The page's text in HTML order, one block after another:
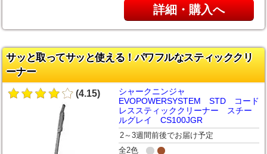
詳細・購入へ
サッと取ってサッと使える！パワフルなスティッククリ
ーナー
(4.15)
シャークニンジャ
EVOPOWERSYSTEM STD コード
レススティッククリーナー スチー
ルグレイ CS100JGR
2～3週間前後でお届け予定
全2色